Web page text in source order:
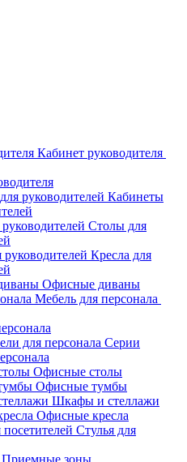
Кабинет руководителя
Кабинеты
Столы для
Кресла для
Офисные диваны
Мебель для персонала
Серии
Офисные столы
Офисные тумбы
Шкафы и стеллажи
Офисные кресла
Стулья для
Приемные зоны